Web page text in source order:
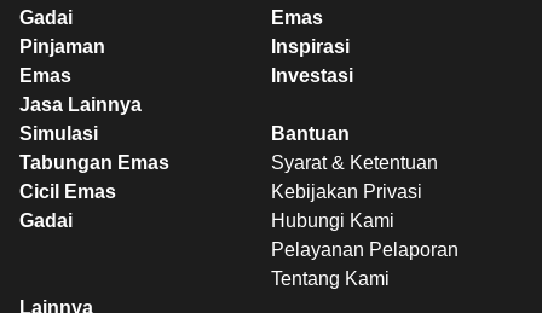
Gadai
Pinjaman
Emas
Jasa Lainnya
Emas
Inspirasi
Investasi
Simulasi
Tabungan Emas
Cicil Emas
Gadai
Bantuan
Syarat & Ketentuan
Kebijakan Privasi
Hubungi Kami
Pelayanan Pelaporan
Tentang Kami
Lainnya